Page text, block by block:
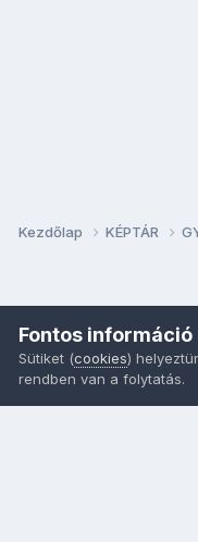
Kezdőlap KÉPTÁR
Fontos információ
Sütiket (cookies)
rendben van a folytatás.